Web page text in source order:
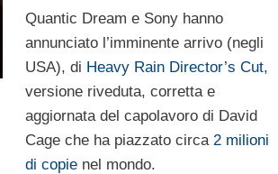
Quantic Dream e Sony hanno
annunciato l’imminente arrivo (negli
USA), di Heavy Rain Director’s Cut,
versione riveduta, corretta e
aggiornata del capolavoro di David
Cage che ha piazzato circa 2 milioni
di copienel mondo.